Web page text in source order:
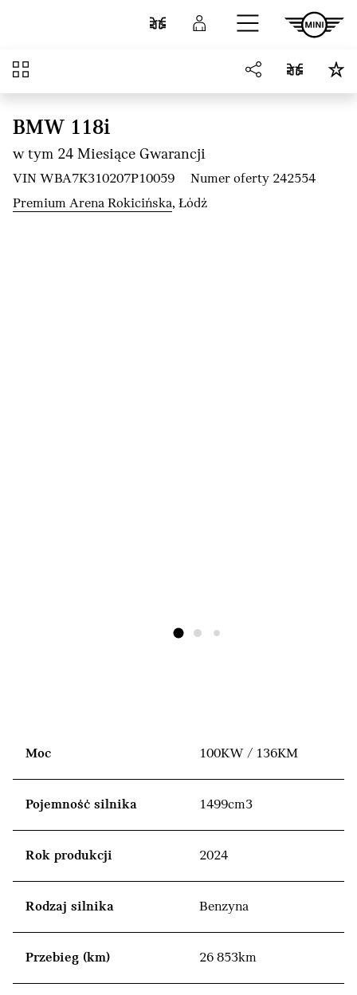
Przejdź do głównej treści
Porównaj Zaloguj się
Przegląd
BMW 118i
w tym 24 Miesiące Gwarancji
VIN WBA7K310207P10059
Numer oferty 242554
Premium Arena Rokicińska, Łódź
Moc 100KW / 136KM
Pojemność silnika 1499cm3
Rok produkcji 2024
Rodzaj silnika Benzyna
Przebieg (km) 26 853km